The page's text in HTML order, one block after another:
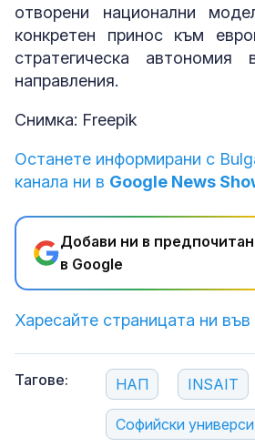
отворени национални
конкретен принос към
стратегическа
направления.
Снимка: Freepik
Останете информирани с
канала ни в Google News
Добави ни в
в Google
Харесайте страницата ни
Тагове: НАП INSAIT
Софийски